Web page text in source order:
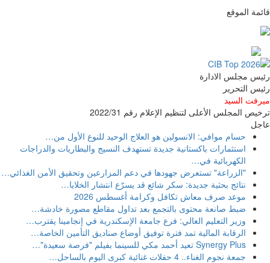
قائمة الموقع
رئيس مجلس الادارة
رئيس التحرير
ميرفت السيد
ترخيص المجلس الأعلى لتنظيم الإعلام رقم 2022/31
عاجل
حسام موافي: الانسولين هو العلاج الوحيد للنوع الأول من…
استثمارات باكستانية جديدة تستهدف النسيج والبطاريات والدراجات
الكهربائية في…
"الزراعة" تستعرض جهودها في دعم المزارعين وتحقيق الأمن الغذائي…
نتائج بحثية جديدة: سكر شائع قد يسرّع انتشار الخلايا…
موعد صرف معاش تكافل وكرامة أغسطس 2026
ضبط صانعة محتوى بالتجمع بعد تداول مقاطع مصورة خادشة…
وزير التعليم العالي: فرع جامعة الإسكندرية في إنجامينا يقترب…
الرقابة المالية تمد فترة توفيق أوضاع صناديق التأمين الخاصة…
Synergy Plus تعيد أحمد مكي للسينما بفيلم "فرصة سعيدة"
…
جمعة نجوم الغناء.. 4 حفلات غنائية كبرى اليوم بالساحل
…